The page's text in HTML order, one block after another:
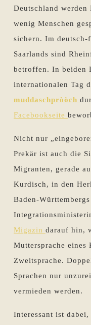
Deutschland werden
wenig Menschen
sichern. Im deutsch-
Saarlands sind
betroffen. In beiden
internationalen Tag
muddaschpròòch
Facebookseite
Nicht nur
Prekär ist auch die
Migranten, gerade
Kurdisch, in den
Baden-Württembergs
Migazin darauf hin,
Muttersprache eines
Zweitsprache.
Sprachen nur
vermieden werden.
Interessant ist